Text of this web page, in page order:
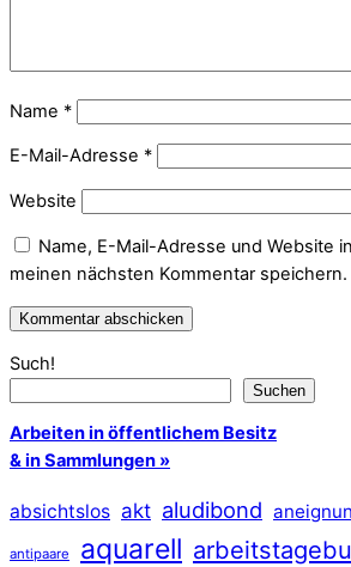
Name *
E-Mail-Adresse *
Website
Name, E-Mail-Adresse und Website
meinen nächsten Kommentar speichern.
Such!
Suchen
Arbeiten in öffentlichem Besitz
& in Sammlungen »
absichtslos akt aludibond
antipaare aquarell